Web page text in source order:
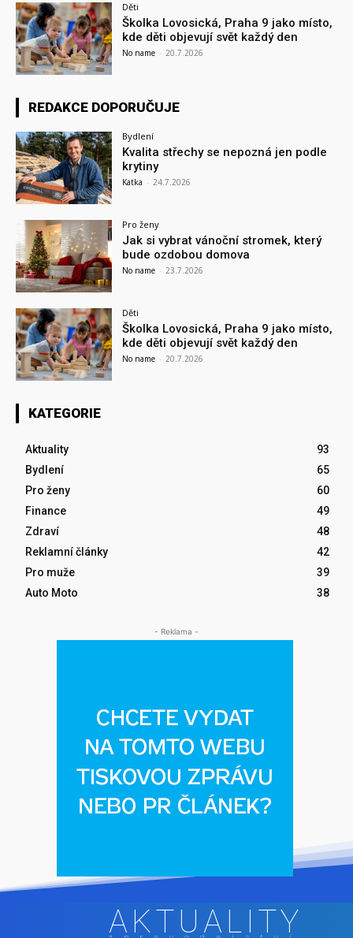
Děti
Školka Lovosická, Praha 9 jako místo,
kde děti objevují svět každý den
No name - 20.7.2026
REDAKCE DOPORUČUJE
Bydlení
Kvalita střechy se nepozná jen podle
krytiny
Katka - 24.7.2026
Pro ženy
Jak si vybrat vánoční stromek, který
bude ozdobou domova
No name - 23.7.2026
Děti
Školka Lovosická, Praha 9 jako místo,
kde děti objevují svět každý den
No name - 20.7.2026
KATEGORIE
Aktuality
93
Bydlení
65
Pro ženy
60
Finance
49
Zdraví
48
Reklamní články
42
Pro muže
39
Auto Moto
38
- Reklama -
AKTUALITY